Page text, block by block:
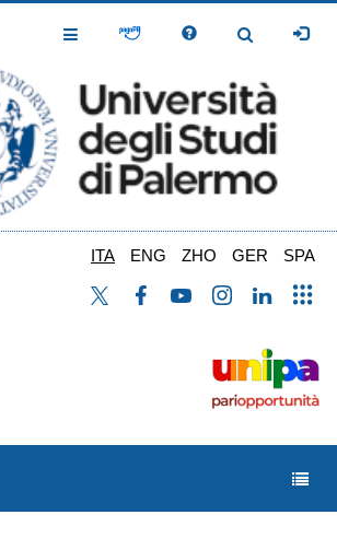
Toggle
Toggle
ITA ENG ZHO GER SPA